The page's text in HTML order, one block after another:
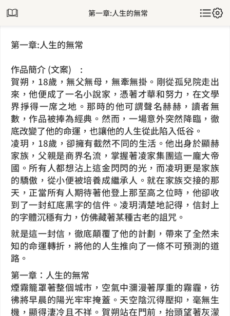
第一章:人生的無常
第一章:人生的無常
作品簡介 (文案) :
賀朔，18歲，無父無母，無牽無掛。剛從孤兒院走出
來，他便成了一名小說家，憑著才華和努力，在文學
界掙得一席之地。那時的他可謂聲名赫赫，讀者無
數，作品被捧為經典。然而，一場意外突然降臨，徹
底改變了他的命運，也讓他的人生從此陷入低谷。
凌玥，18歲，卻擁有截然不同的生活。他出身於顯赫
家族，父親是商界名流，掌握著凌家集團這一龐大帝
國。所有人都想沾上這金閃閃的光，而凌玥更是家族
的驕傲，從小便被培養成繼承人。就在家族交接的那
天，正當所有人期待著他登上那至高之位時，他卻收
到了一封紅底黑字的信件。凌玥清楚地記得，信封上
的字體沉穩有力，仿佛藏著某種古老的詛咒。
就是這一封信，徹底顛覆了他的計劃，帶來了全然未
知的命運轉折，將他的人生推向了一條不可預測的道
路。
第一章：人生的無常
煙霧籠罩著整個城市，空氣中瀰漫著厚重的霧霾，彷
彿將早晨的陽光牢牢掩蓋。天空陰沉得壓抑，毫無生
機，顯得淒冷且不祥。賀朔站在門前，抬頭望著灰濛